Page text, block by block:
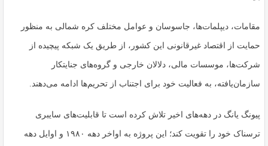
مقامات، دیپلمات‌ها، جاسوسان و عوامل مختلف کره شمالی به منظور
حمایت از اقتصاد غیرقانونی این کشور، از طریق یک شبکه پیچیده از
شرکت‌ها، موسسات مالی، دلالان خارجی و گروه‌های جنایتکار
سازمان‌یافته، به فعالیت خود برای اجتناب از تحریم‌ها ادامه می‌دهند.
پیونگ یانگ در دهه‌های اخیر تلاش کرده است تا قابلیت‌های سایبری
ترسناک خود را تقویت کند؛ این پروژه به اواخر دهه ۱۹۸۰ و اوایل دهه